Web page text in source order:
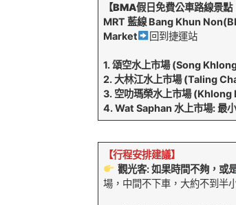
【BMA假日免費公車路線景點
MRT 藍線 Bang Khun
Market
回到捷運站
1. 頌空水上市場 (Song
2. 大林江水上市場 (Taling
3. 空叻瑪榮水上市場 (Khlong
4. Wat Saphan 水上市場: 最
【行程安排建議】
觀光客: 如果時間不夠，或
場，中間不下車，大約不到半